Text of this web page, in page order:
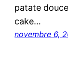
patate
cake…
novembre 6,